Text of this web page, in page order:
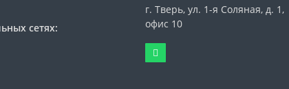
сетях:
г. Тверь, ул. 1-я Соляная, д. 1,
офис 10